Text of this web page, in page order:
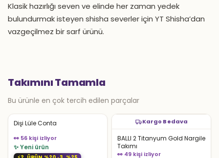
Klasik hazırlığı seven ve elinde her zaman yedek
bulundurmak isteyen shisha severler için YT Shisha’dan
vazgeçilmez bir sarf ürünü.
Takımını Tamamla
Bu ürünle en çok tercih edilen parçalar
Dişi Lüle Conta
👀 56 kişi izliyor
✨ Yeni ürün
Kargo Bedava
BALLI 2 Titanyum Gold Nargile
Takımı
👀 49 kişi izliyor